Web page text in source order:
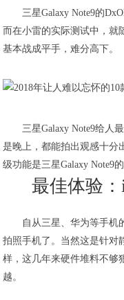
三星Galaxy Note9的
而在小雷的实际测试中，就
基本战成平手，难分高下。
三星Galaxy Note9给人
是晚上，都能拍出观感十分
级功能是三星Galaxy Note9
最佳体验：
自从三星、华为等手机
拍照手机了。当然这是针对
样，这几年来硬件堆料不够
越。